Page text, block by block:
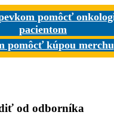
pomôcť
pacientom
pomôcť kúpou merchu
od odborníka